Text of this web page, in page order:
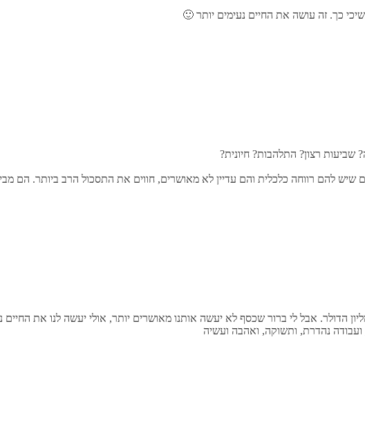
כך. זה עושה את החיים נעימים יותר 🙂
רצון? התלהבות? חיונית?
שיש להם רווחה כלכלית והם עדיין לא מאושרים, חווים את התסכול הרב ביותר. הם
הדולר. אבל לי ברור שכסף לא יעשה אותנו מאושרים יותר, אולי יעשה לנו את החיים
ועבודה נהדרת, ותשוקה, ואהבה ועשיה